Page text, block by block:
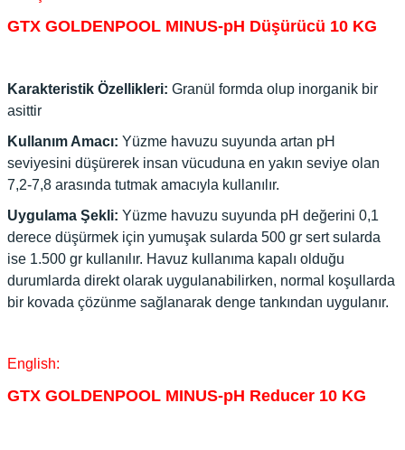
GTX GOLDENPOOL MINUS-pH Düşürücü 10 KG
Karakteristik Özellikleri: Granül formda olup inorganik bir
asittir
Kullanım Amacı: Yüzme havuzu suyunda artan pH
seviyesini düşürerek insan vücuduna en yakın seviye olan
7,2-7,8 arasında tutmak amacıyla kullanılır.
Uygulama Şekli: Yüzme havuzu suyunda pH değerini 0,1
derece düşürmek için yumuşak sularda 500 gr sert sularda
ise 1.500 gr kullanılır. Havuz kullanıma kapalı olduğu
durumlarda direkt olarak uygulanabilirken, normal koşullarda
bir kovada çözünme sağlanarak denge tankından uygulanır.
English:
GTX GOLDENPOOL MINUS-pH Reducer 10 KG